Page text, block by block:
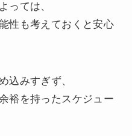
っては、
性も考えておくと安心
込みすぎず、
裕を持ったスケジュー